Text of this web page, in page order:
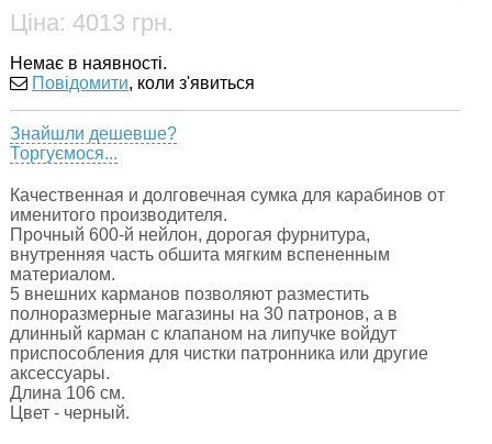
Ціна: 4013 грн.
Немає в наявності.
Повідомити, коли з'явиться
Знайшли дешевше?
Торгуємося...
Качественная и долговечная сумка для карабинов от
именитого производителя.
Прочный 600-й нейлон, дорогая фурнитура,
внутренняя часть обшита мягким вспененным
материалом.
5 внешних карманов позволяют разместить
полноразмерные магазины на 30 патронов, а в
длинный карман с клапаном на липучке войдут
приспособления для чистки патронника или другие
аксессуары.
Длина 106 см.
Цвет - черный.